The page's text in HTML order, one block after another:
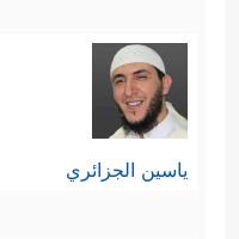
ياسين الجزائري